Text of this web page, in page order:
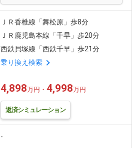
ＪＲ香椎線「舞松原」歩8分
ＪＲ鹿児島本線「千早」歩20分
西鉄貝塚線「西鉄千早」歩21分
乗り換え検索
4,898万円・ 4,998万円
返済シミュレーション
-